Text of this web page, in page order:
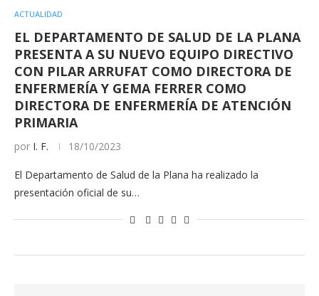
ACTUALIDAD
EL DEPARTAMENTO DE SALUD DE LA PLANA
PRESENTA A SU NUEVO EQUIPO DIRECTIVO
CON PILAR ARRUFAT COMO DIRECTORA DE
ENFERMERÍA Y GEMA FERRER COMO
DIRECTORA DE ENFERMERÍA DE ATENCIÓN
PRIMARIA
por I. F. 18/10/2023
El Departamento de Salud de la Plana ha realizado la
presentación oficial de su…